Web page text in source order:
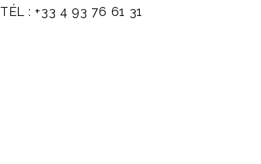
Skip
TÉL : +33 4 93 76 61 31